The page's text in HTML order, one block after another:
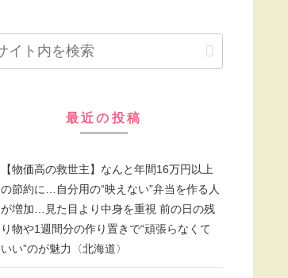
最近の投稿
【物価高の救世主】なんと年間16万円以上
の節約に…自分用の“映えない”弁当を作る人
が増加…見た目より中身を重視 前の日の残
り物や1週間分の作り置きで“頑張らなくて
いい”のが魅力〈北海道〉